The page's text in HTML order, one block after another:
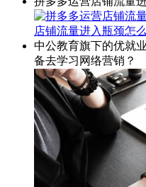
店铺流量进入瓶颈怎
中公教育旗下的优就
备去学习网络营销？